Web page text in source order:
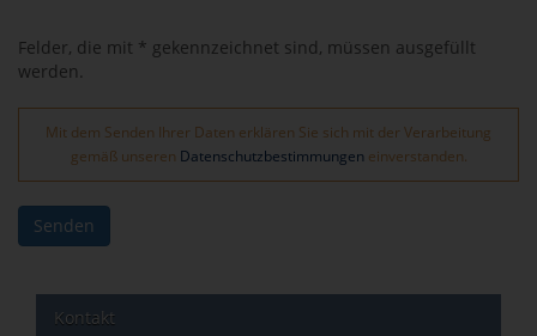
Felder, die mit * gekennzeichnet sind, müssen ausgefüllt
werden.
Mit dem Senden Ihrer Daten erklären Sie sich mit der Verarbeitung
gemäß unseren Datenschutzbestimmungen einverstanden.
Senden
Kontakt